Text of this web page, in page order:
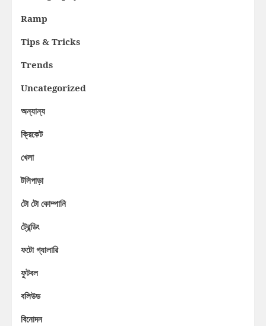
Ramp
Tips & Tricks
Trends
Uncategorized
অন্যান্য
ক্রিকেট
খেলা
টলিপাড়া
টো টো কোম্পানি
ট্রেন্ডিং
ফটো গ্যালারি
ফুটবল
বলিউড
বিনোদন